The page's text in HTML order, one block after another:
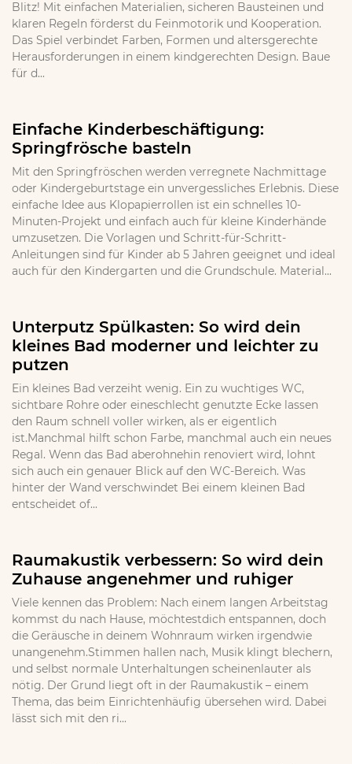
Blitz! Mit einfachen Materialien, sicheren Bausteinen und
klaren Regeln förderst du Feinmotorik und Kooperation.
Das Spiel verbindet Farben, Formen und altersgerechte
Herausforderungen in einem kindgerechten Design. Baue
für d...
Einfache Kinderbeschäftigung:
Springfrösche basteln
Mit den Springfröschen werden verregnete Nachmittage
oder Kindergeburtstage ein unvergessliches Erlebnis. Diese
einfache Idee aus Klopapierrollen ist ein schnelles 10-
Minuten-Projekt und einfach auch für kleine Kinderhände
umzusetzen. Die Vorlagen und Schritt-für-Schritt-
Anleitungen sind für Kinder ab 5 Jahren geeignet und ideal
auch für den Kindergarten und die Grundschule. Material...
Unterputz Spülkasten: So wird dein
kleines Bad moderner und leichter zu
putzen
Ein kleines Bad verzeiht wenig. Ein zu wuchtiges WC,
sichtbare Rohre oder eineschlecht genutzte Ecke lassen
den Raum schnell voller wirken, als er eigentlich
ist.Manchmal hilft schon Farbe, manchmal auch ein neues
Regal. Wenn das Bad aberohnehin renoviert wird, lohnt
sich auch ein genauer Blick auf den WC-Bereich. Was
hinter der Wand verschwindet Bei einem kleinen Bad
entscheidet of...
Raumakustik verbessern: So wird dein
Zuhause angenehmer und ruhiger
Viele kennen das Problem: Nach einem langen Arbeitstag
kommst du nach Hause, möchtestdich entspannen, doch
die Geräusche in deinem Wohnraum wirken irgendwie
unangenehm.Stimmen hallen nach, Musik klingt blechern,
und selbst normale Unterhaltungen scheinenlauter als
nötig. Der Grund liegt oft in der Raumakustik – einem
Thema, das beim Einrichtenhäufig übersehen wird. Dabei
lässt sich mit den ri...